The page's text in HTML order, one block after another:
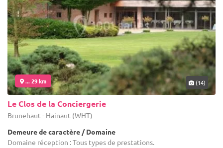
... 29 km (14)
Le Clos de la Conciergerie
Brunehaut - Hainaut (WHT)
Demeure de caractère / Domaine
Domaine réception : Tous types de prestations.